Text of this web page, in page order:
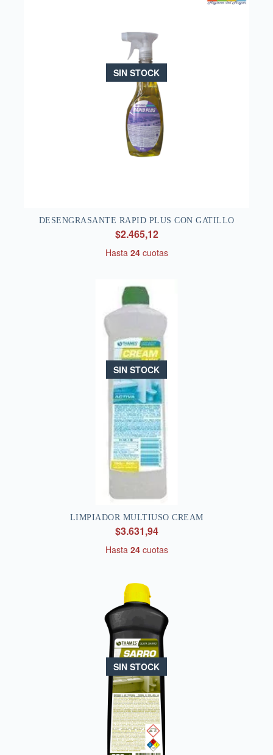
SIN STOCK
DESENGRASANTE RAPID PLUS CON GATILLO
$2.465,12
Hasta 24cuotas
SIN STOCK
LIMPIADOR MULTIUSO CREAM
$3.631,94
Hasta 24cuotas
SIN STOCK